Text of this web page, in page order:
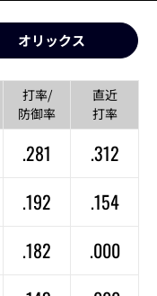
オリックス
打率/
防御率
直近
打率
.281 .312
.192 .154
.182 .000